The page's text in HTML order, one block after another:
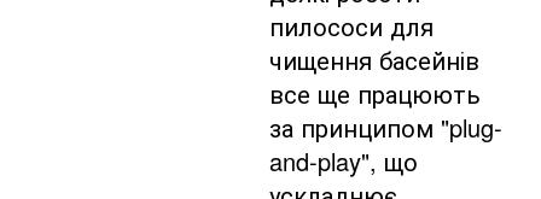
пилососи для
чищення басейнів
все ще працюють
за принципом "plug-
and-play", що